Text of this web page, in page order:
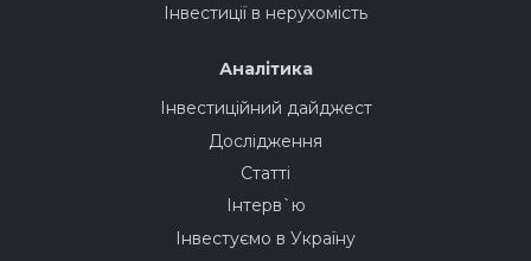
Інвестиції в нерухомість
Аналітика
Інвестиційний дайджест
Дослідження
Статті
Інтерв`ю
Інвестуємо в Україну